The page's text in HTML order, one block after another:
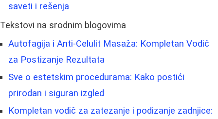
saveti i rešenja
Tekstovi na srodnim blogovima
Autofagija i Anti-Celulit Masaža: Kompletan Vodič
za Postizanje Rezultata
Sve o estetskim procedurama: Kako postići
prirodan i siguran izgled
Kompletan vodič za zatezanje i podizanje zadnjice: